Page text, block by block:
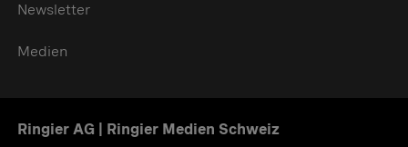
Newsletter
Medien
Ringier AG | Ringier Medien Schweiz